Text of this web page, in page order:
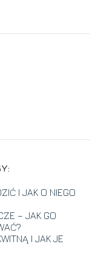
I JAK O NIEGO
– JAK GO
I JAK JE